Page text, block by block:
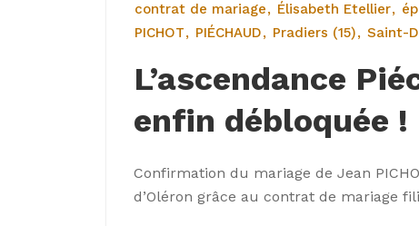
contrat de mariage
Élisabeth Etellier
PICHOT
PIÉCHAUD Pradiers (15) Saint-
L’ascendance
enfin débloquée !
Confirmation du mariage de Jean
d’Oléron grâce au contrat de mariage